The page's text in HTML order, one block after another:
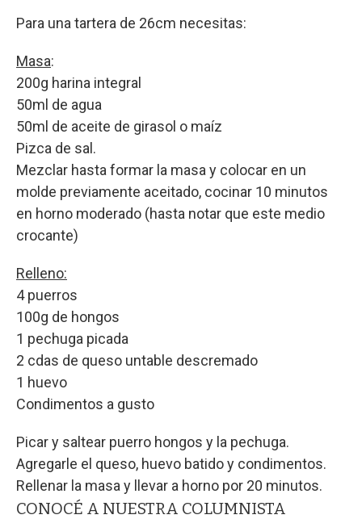
Para una tartera de 26cm necesitas:
Masa:
200g harina integral
50ml de agua
50ml de aceite de girasol o maíz
Pizca de sal.
Mezclar hasta formar la masa y colocar en un
molde previamente aceitado, cocinar 10 minutos
en horno moderado (hasta notar que este medio
crocante)
Relleno:
4 puerros
100g de hongos
1 pechuga picada
2 cdas de queso untable descremado
1 huevo
Condimentos a gusto
Picar y saltear puerro hongos y la pechuga.
Agregarle el queso, huevo batido y condimentos.
Rellenar la masa y llevar a horno por 20 minutos.
CONOCÉ A NUESTRA COLUMNISTA